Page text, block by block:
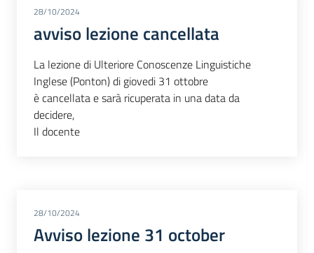
28/10/2024
avviso lezione cancellata
La lezione di Ulteriore Conoscenze Linguistiche
Inglese (Ponton) di giovedi 31 ottobre
è cancellata e sarà ricuperata in una data da
decidere,
Il docente
28/10/2024
Avviso lezione 31 october